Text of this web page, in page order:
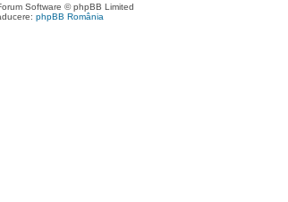
Software © phpBB Limited
phpBB România